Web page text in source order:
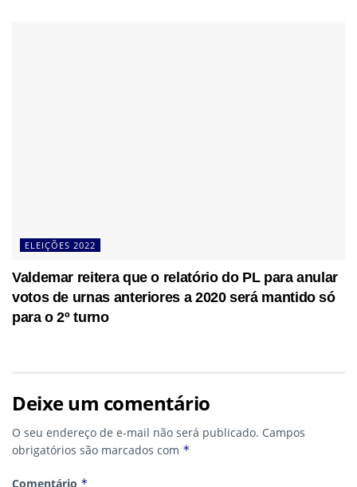
ELEIÇÕES 2022
Valdemar reitera que o relatório do PL para anular
votos de urnas anteriores a 2020 será mantido só
para o 2º turno
Deixe um comentário
O seu endereço de e-mail não será publicado. Campos
obrigatórios são marcados com *
Comentário *